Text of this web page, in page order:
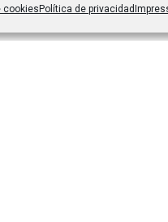
cookies Política de privacidad